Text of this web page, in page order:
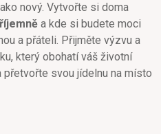
nový. Vytvořte si doma
a kde si budete moci
a přáteli. Přijměte výzvu a
který obohatí váš životní
svou jídelnu na místo